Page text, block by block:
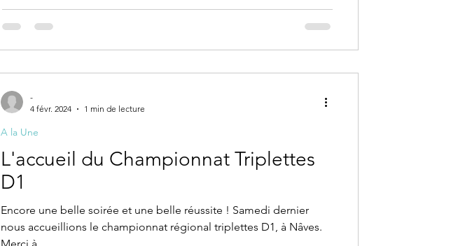
L'accueil du Championnat Triplettes
D1
Encore une belle soirée et une belle réussite ! Samedi dernier
nous accueillions le championnat régional triplettes D1, à Nâves.
A la Une
-
4 févr. 2024
1 min de lecture